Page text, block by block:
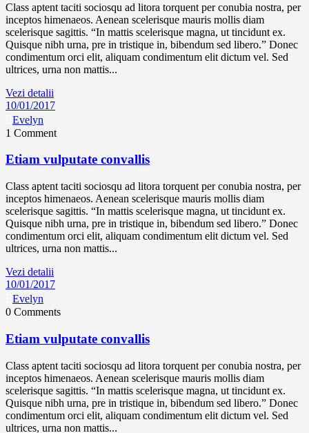
Class aptent taciti sociosqu ad litora torquent per conubia nostra, per
inceptos himenaeos. Aenean scelerisque mauris mollis diam
scelerisque sagittis. “In mattis scelerisque magna, ut tincidunt ex.
Quisque nibh urna, pre in tristique in, bibendum sed libero.” Donec
condimentum orci elit, aliquam condimentum elit dictum vel. Sed
ultrices, urna non mattis...
Vezi detalii
10/01/2017
Evelyn
1 Comment
Etiam vulputate convallis
Class aptent taciti sociosqu ad litora torquent per conubia nostra, per
inceptos himenaeos. Aenean scelerisque mauris mollis diam
scelerisque sagittis. “In mattis scelerisque magna, ut tincidunt ex.
Quisque nibh urna, pre in tristique in, bibendum sed libero.” Donec
condimentum orci elit, aliquam condimentum elit dictum vel. Sed
ultrices, urna non mattis...
Vezi detalii
10/01/2017
Evelyn
0 Comments
Etiam vulputate convallis
Class aptent taciti sociosqu ad litora torquent per conubia nostra, per
inceptos himenaeos. Aenean scelerisque mauris mollis diam
scelerisque sagittis. “In mattis scelerisque magna, ut tincidunt ex.
Quisque nibh urna, pre in tristique in, bibendum sed libero.” Donec
condimentum orci elit, aliquam condimentum elit dictum vel. Sed
ultrices, urna non mattis...